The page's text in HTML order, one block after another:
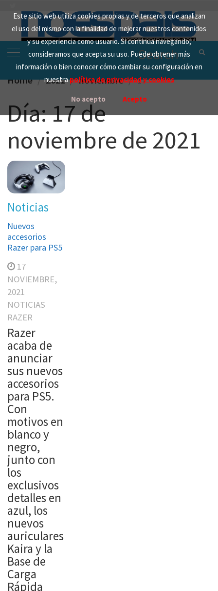
Este sitio web utiliza cookies propias y de terceros que analizan
el uso del mismo con la finalidad de mejorar nuestros contenidos
y su experiencia como usuario. Si continua navegando,
consideramos que acepta su uso. Puede obtener más
información o bien conocer cómo cambiar su configuración en
nuestrapolítica de privacidad y cookies
No acepto Acepto
content
Search
for:
Home 2021 noviembre 17
Día:17 de
noviembre de 2021
Noticias
Nuevos
accesorios
Razer para PS5
17
NOVIEMBRE,
2021
NOTICIAS
RAZER
Razer
acaba de
anunciar
sus nuevos
accesorios
para PS5.
Con
motivos en
blanco y
negro,
junto con
los
exclusivos
detalles en
azul, los
nuevos
auriculares
Kaira y la
Base de
Carga
Rápida